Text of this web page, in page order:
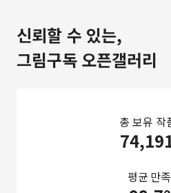
신뢰할 수 있는,
그림구독 오픈갤러리
총 보유 작
평균 만